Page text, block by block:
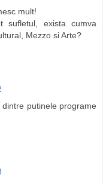
mult!
exista cumva
Mezzo si Arte?
putinele programe